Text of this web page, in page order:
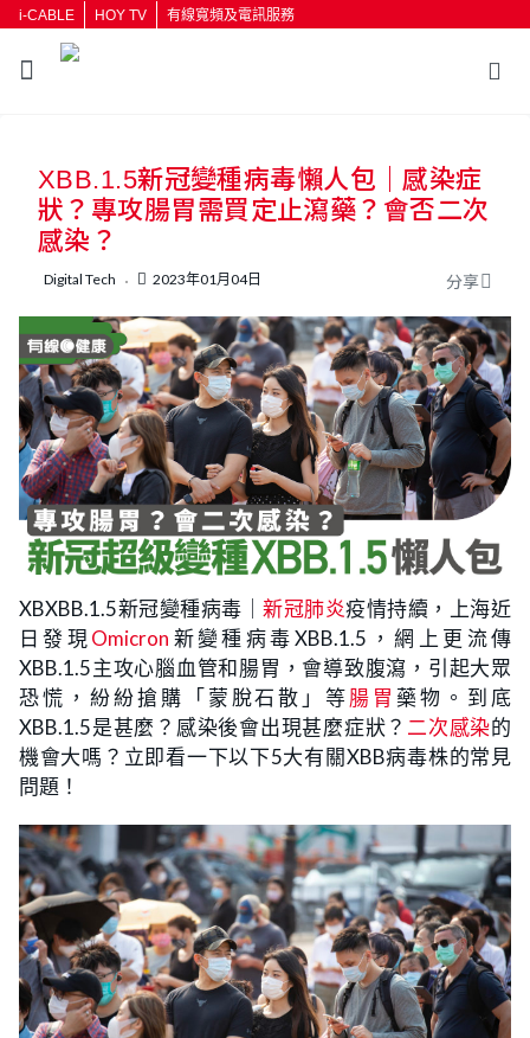
i-CABLE HOY TV 有線寬頻及電訊服務
按輸入鍵開始搜尋
XBB.1.5新冠變種病毒懶人包｜感染症
狀？專攻腸胃需買定止瀉藥？會否二次
感染？
Digital Tech 2023年01月04日 分享
XBXBB.1.5新冠變種病毒｜新冠肺炎疫情持續，上海近
日發現 Omicron 新變種病毒XBB.1.5，網上更流傳
XBB.1.5主攻心腦血管和腸胃，會導致腹瀉，引起大眾
恐慌，紛紛搶購「蒙脫石散」等腸胃 藥物。到底
XBB.1.5是甚麼？感染後會出現甚麼症狀？ 二次感染的
機會大嗎？立即看一下以下5大有關XBB病毒株的常見
問題！